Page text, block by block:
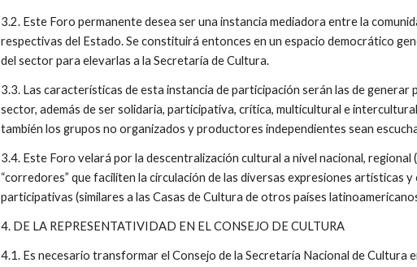
3.2. Este Foro permanente desea ser una instancia mediadora entre la
respectivas del Estado. Se constituirá entonces en un espacio democrático
del sector para elevarlas a la Secretaría de Cultura.
3.3. Las características de esta instancia de participación serán las de
sector, además de ser solidaria, participativa, crítica, multicultural e
también los grupos no organizados y productores independientes sean
3.4. Este Foro velará por la descentralización cultural a nivel nacional, regional
“corredores” que faciliten la circulación de las diversas expresiones artísticas
participativas (similares a las Casas de Cultura de otros países
4. DE LA REPRESENTATIVIDAD EN EL CONSEJO DE CULTURA
4.1. Es necesario transformar el Consejo de la Secretaría Nacional de Cultura